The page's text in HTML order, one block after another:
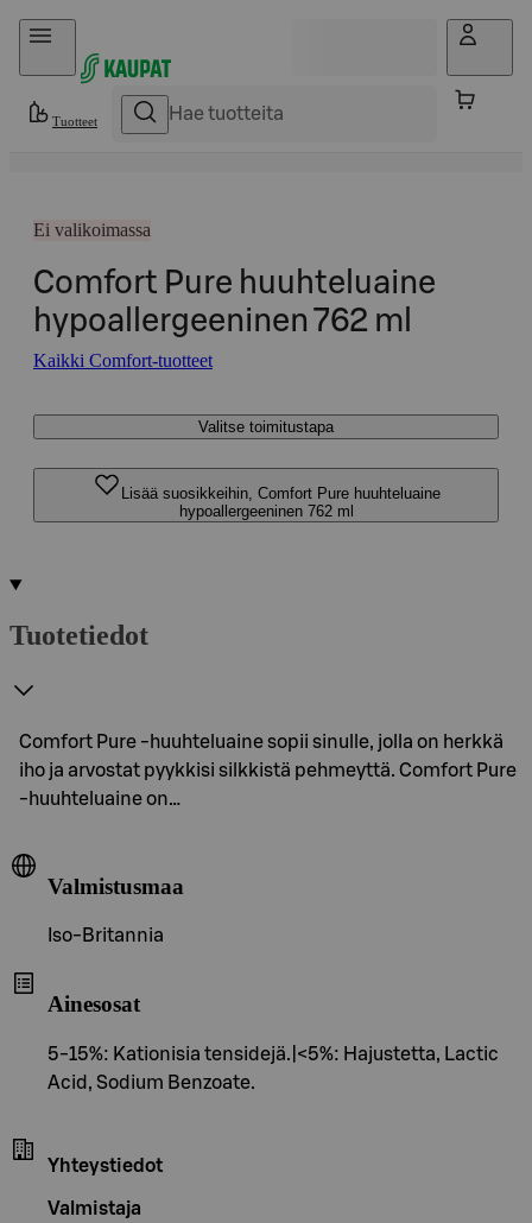
Hyppää sisältöön
Tuotteet
Ei valikoimassa
Comfort Pure huuhteluaine
hypoallergeeninen 762 ml
Kaikki Comfort-tuotteet
Valitse toimitustapa
Lisää suosikkeihin, Comfort Pure huuhteluaine
hypoallergeeninen 762 ml
Tuotetiedot
Comfort Pure -huuhteluaine sopii sinulle, jolla on herkkä
iho ja arvostat pyykkisi silkkistä pehmeyttä. Comfort Pure
-huuhteluaine on…
Valmistusmaa
Iso-Britannia
Ainesosat
5-15%: Kationisia tensidejä.|<5%: Hajustetta, Lactic
Acid, Sodium Benzoate.
Yhteystiedot
Valmistaja